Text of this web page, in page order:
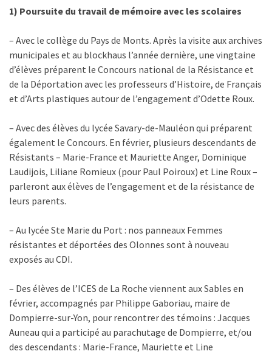
1) Poursuite du travail de mémoire avec les scolaires
– Avec le collège du Pays de Monts. Après la visite aux archives
municipales et au blockhaus l’année dernière, une vingtaine
d’élèves préparent le Concours national de la Résistance et
de la Déportation avec les professeurs d’Histoire, de Français
et d’Arts plastiques autour de l’engagement d’Odette Roux.
– Avec des élèves du lycée Savary-de-Mauléon qui préparent
également le Concours. En février, plusieurs descendants de
Résistants – Marie-France et Mauriette Anger, Dominique
Laudijois, Liliane Romieux (pour Paul Poiroux) et Line Roux –
parleront aux élèves de l’engagement et de la résistance de
leurs parents.
– Au lycée Ste Marie du Port : nos panneaux Femmes
résistantes et déportées des Olonnes sont à nouveau
exposés au CDI.
– Des élèves de l’ICES de La Roche viennent aux Sables en
février, accompagnés par Philippe Gaboriau, maire de
Dompierre-sur-Yon, pour rencontrer des témoins : Jacques
Auneau qui a participé au parachutage de Dompierre, et/ou
des descendants : Marie-France, Mauriette et Line